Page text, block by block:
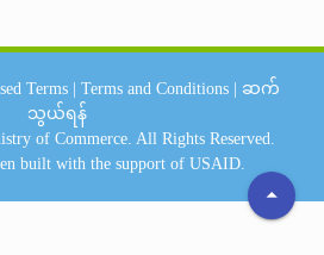
arrow_drop_up
Terms Terms and Conditions
ဆက်
သွယ်ရန်
of Commerce. All Rights Reserved.
built with the support of USAID.